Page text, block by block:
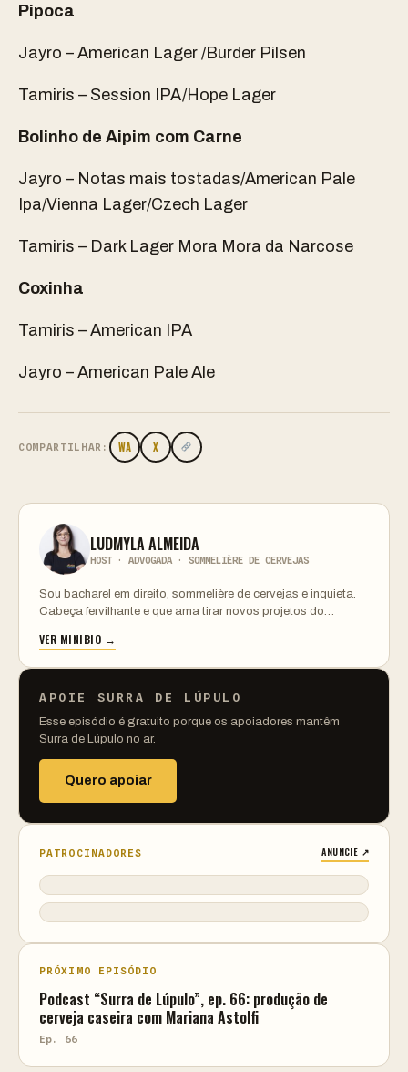
Pipoca
Jayro – American Lager /Burder Pilsen
Tamiris – Session IPA/Hope Lager
Bolinho de Aipim com Carne
Jayro – Notas mais tostadas/American Pale
Ipa/Vienna Lager/Czech Lager
Tamiris – Dark Lager Mora Mora da Narcose
Coxinha
Tamiris – American IPA
Jayro – American Pale Ale
COMPARTILHAR: WA X
LUDMYLA ALMEIDA
HOST · ADVOGADA · SOMMELIÈRE DE CERVEJAS
Sou bacharel em direito, sommelière de cervejas e inquieta.
Cabeça fervilhante e que ama tirar novos projetos do…
VER MINIBIO →
APOIE SURRA DE LÚPULO
Esse episódio é gratuito porque os apoiadores mantêm
Surra de Lúpulo no ar.
Quero apoiar
PATROCINADORES ANUNCIE ↗
PRÓXIMO EPISÓDIO
Podcast “Surra de Lúpulo”, ep. 66: produção de
cerveja caseira com Mariana Astolfi
Ep. 66